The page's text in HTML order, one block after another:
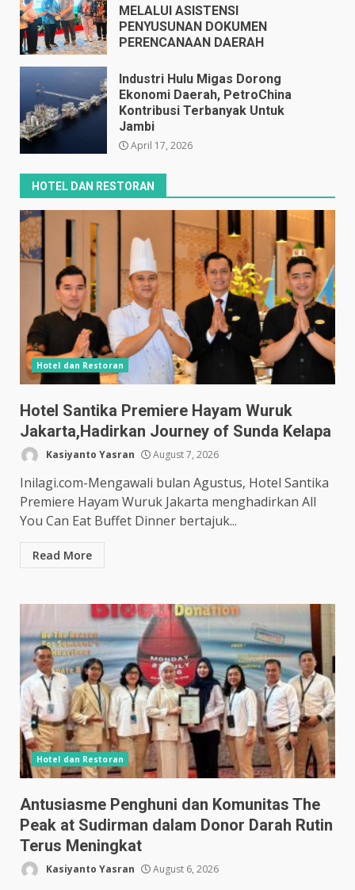
MELALUI ASISTENSI
PENYUSUNAN DOKUMEN
PERENCANAAN DAERAH
Industri Hulu Migas Dorong
Ekonomi Daerah, PetroChina
Kontribusi Terbanyak Untuk
Jambi
April 17, 2026
HOTEL DAN RESTORAN
Hotel dan Restoran
Hotel Santika Premiere Hayam Wuruk
Jakarta,Hadirkan Journey of Sunda Kelapa
Kasiyanto Yasran August 7, 2026
Inilagi.com-Mengawali bulan Agustus, Hotel Santika
Premiere Hayam Wuruk Jakarta menghadirkan All
You Can Eat Buffet Dinner bertajuk...
Read More
Hotel dan Restoran
Antusiasme Penghuni dan Komunitas The
Peak at Sudirman dalam Donor Darah Rutin
Terus Meningkat
Kasiyanto Yasran August 6, 2026